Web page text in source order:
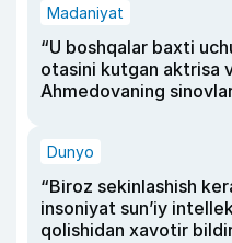
Madaniyat
“U boshqalar baxti
otasini kutgan aktrisa
Ahmedovaning
Dunyo
“Biroz sekinlashish
insoniyat sun’iy
qolishidan xavotir